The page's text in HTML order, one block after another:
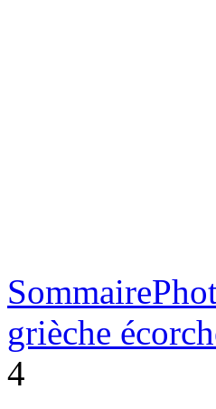
Sommaire
grièche
4